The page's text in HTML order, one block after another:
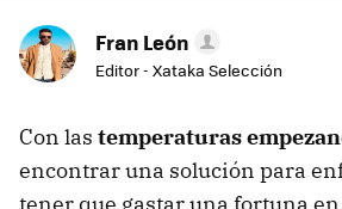
Fran León
Editor - Xataka Selección
Con las temperaturas
encontrar una solución para